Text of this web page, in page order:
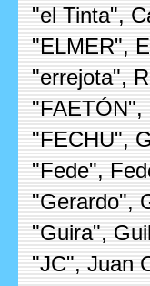
"el Tinta",
"ELMER",
"errejota",
"FAETÓN",
"FECHU",
"Fede",
"Gerardo",
"Guira",
"JC", Juan